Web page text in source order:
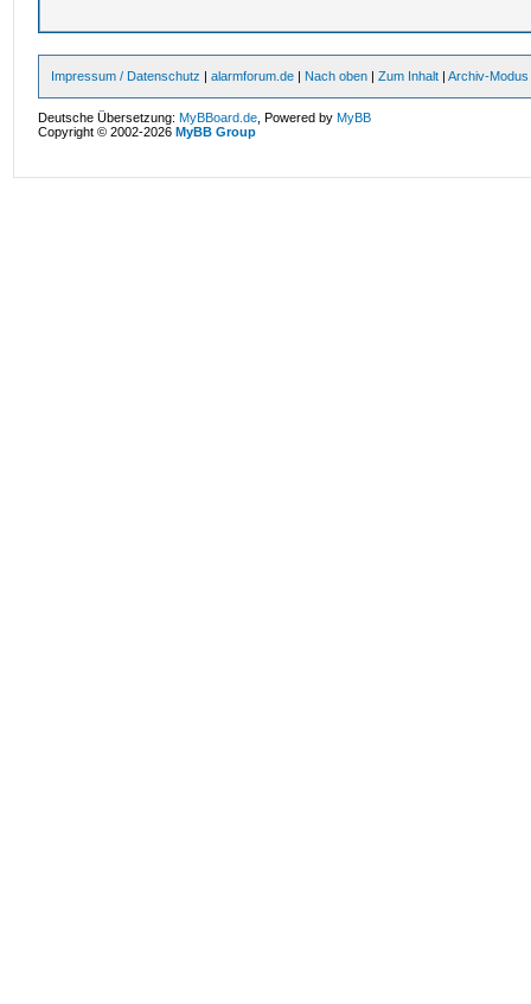
Impressum / Datenschutz |alarmforum.de | Nach oben |Zum Inhalt |Archiv-Modus
Deutsche Übersetzung:MyBBoard.de , Powered byMyBB
Copyright © 2002-2026MyBB Group